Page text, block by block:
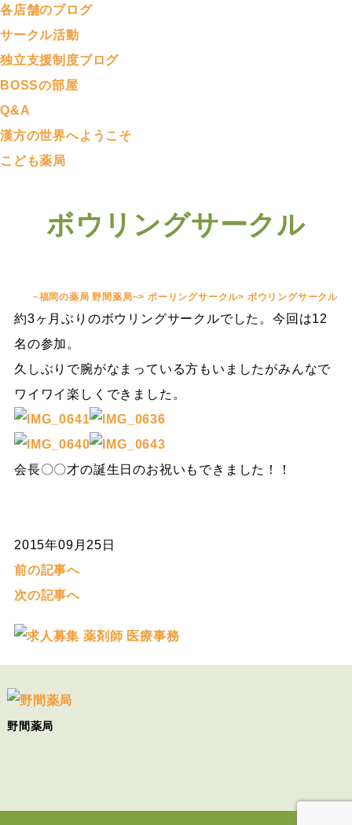
各店舗のブログ
サークル活動
独立支援制度ブログ
BOSSの部屋
Q&A
漢方の世界へようこそ
こども薬局
ボウリングサークル
~福岡の薬局 野間薬局~>ボーリングサークル> ボウリングサークル
約3ヶ月ぶりのボウリングサークルでした。今回は12
名の参加。
久しぶりで腕がなまっている方もいましたがみんなで
ワイワイ楽しくできました。
会長〇〇才の誕生日のお祝いもできました！！
2015年09月25日
前の記事へ
次の記事へ
野間薬局